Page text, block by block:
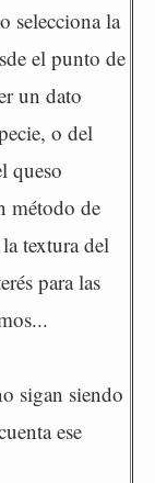
selecciona la
el punto de
un dato
o del
queso
método de
textura del
para las
sigan siendo
ese